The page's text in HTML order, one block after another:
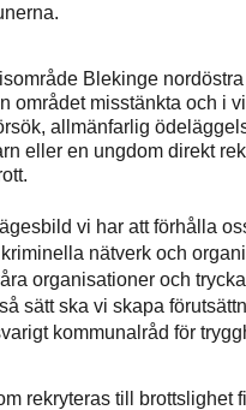
Blekinge
området misstänkta och i
allmänfarlig
eller en ungdom direkt
vi har att förhålla
nätverk och
organisationer och
sätt ska vi skapa
kommunalråd för
rekryteras till